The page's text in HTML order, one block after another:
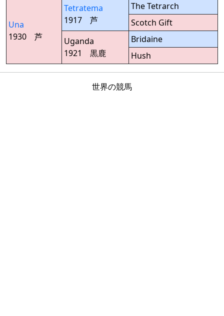
Una
1930 芦
Tetratema
1917 芦
The Tetrarch
Scotch Gift
Uganda
1921 黒鹿
Bridaine
Hush
世界の競馬